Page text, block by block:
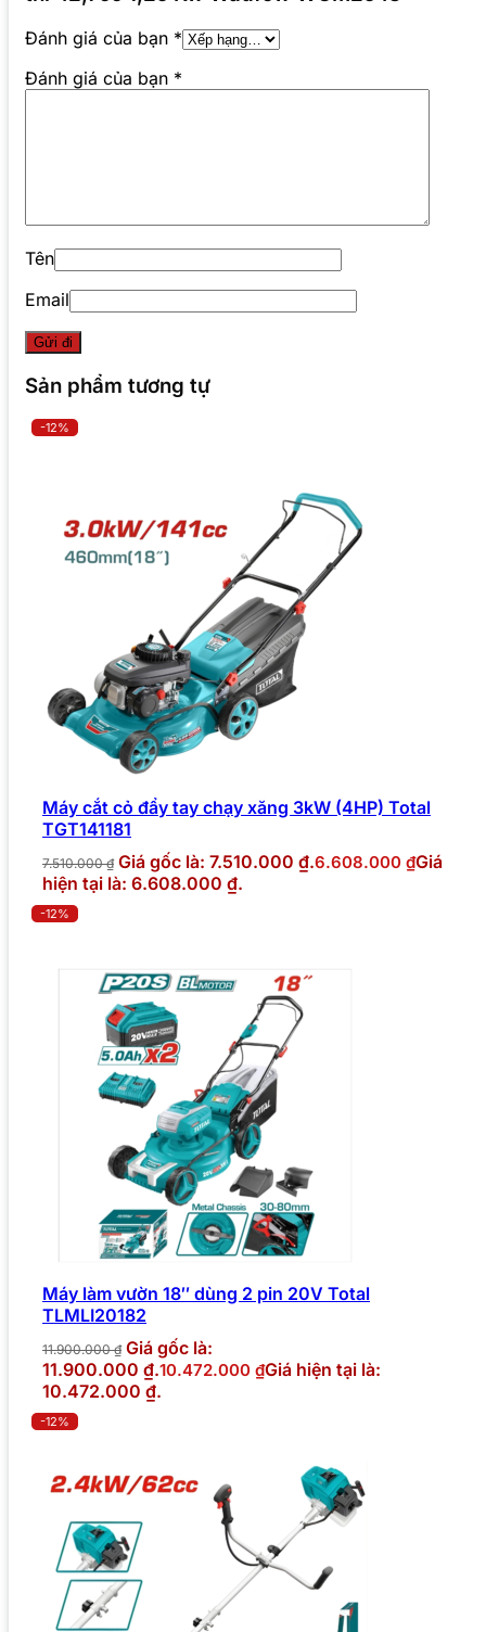
Đánh giá của bạn *
Đánh giá của bạn *
Tên
Email
Sản phẩm tương tự
-12%
Máy cắt cỏ đẩy tay chạy xăng 3kW (4HP) Total
TGT141181
7.510.000₫ Giá gốc là: 7.510.000 ₫.6.608.000 ₫Giá
hiện tại là: 6.608.000 ₫.
-12%
Máy làm vườn 18″ dùng 2 pin 20V Total
TLMLI20182
11.900.000₫ Giá gốc là:
11.900.000 ₫.10.472.000 ₫Giá hiện tại là:
10.472.000 ₫.
-12%